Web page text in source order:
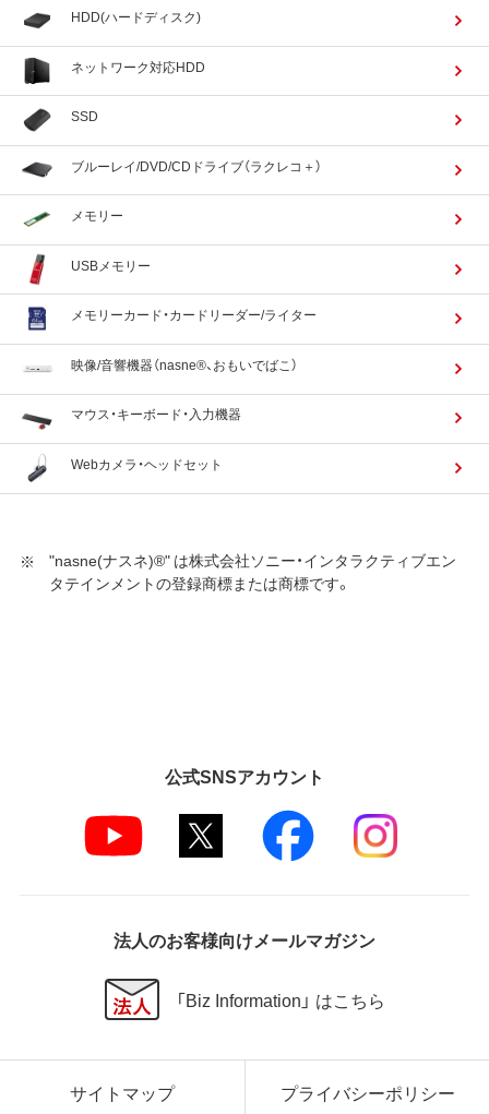
HDD(ハードディスク)
ネットワーク対応HDD
SSD
ブルーレイ/DVD/CDドライブ（ラクレコ＋）
メモリー
USBメモリー
メモリーカード・カードリーダー/ライター
映像/音響機器（nasne®、おもいでばこ）
マウス・キーボード・入力機器
Webカメラ・ヘッドセット
"nasne(ナスネ)®" は株式会社ソニー・インタラクティブエン
タテインメントの登録商標または商標です。
公式SNSアカウント
法人のお客様向けメールマガジン
「Biz Information」 はこちら
サイトマップ プライバシーポリシー